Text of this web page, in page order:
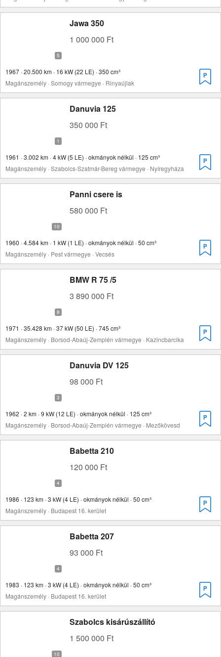
Jawa 350
1 000 000 Ft
1967 · 20.500 km · 16 kW (22 LE) · 350 cm³
Magánszemély · Somogy vármegye · Rinyaújlak
Danuvia 125
350 000 Ft
1961 · 3.002 km · 4 kW (5 LE) · okmányok nélkül · 125 cm³
Magánszemély · Szabolcs-Szatmár-Bereg vármegye · Nyíregyháza
Panni csere is
580 000 Ft
1960 · 4.584 km · 1 kW (1 LE) · okmányok nélkül · 50 cm³
Magánszemély · Pest vármegye · Vecsés
BMW R 75 /5
3 890 000 Ft
1971 · 35.428 km · 37 kW (50 LE) · 745 cm³
Magánszemély · Borsod-Abaúj-Zemplén vármegye · Kazincbarcika
Danuvia DV 125
98 000 Ft
1962 · 2 km · 9 kW (12 LE) · okmányok nélkül · 125 cm³
Magánszemély · Borsod-Abaúj-Zemplén vármegye · Mezőkövesd
Babetta 210
120 000 Ft
1986 · 123 km · 3 kW (4 LE) · okmányok nélkül · 50 cm³
Magánszemély · Budapest 16. kerület
Babetta 207
93 000 Ft
1983 · 123 km · 3 kW (4 LE) · okmányok nélkül · 50 cm³
Magánszemély · Budapest 16. kerület
Szabolcs kisárúszállító
1 500 000 Ft